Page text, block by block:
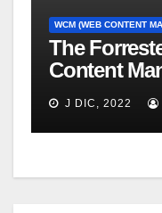
WCM (WEB CONTENT
The
Content
Online
2011
J DIC, 2022